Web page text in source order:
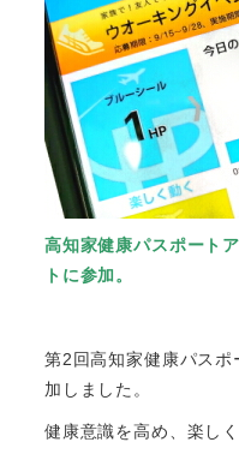
高知家健康パスポート
トに参加。
第2回高知家健康パス
加しました。
健康意識を高め、楽し